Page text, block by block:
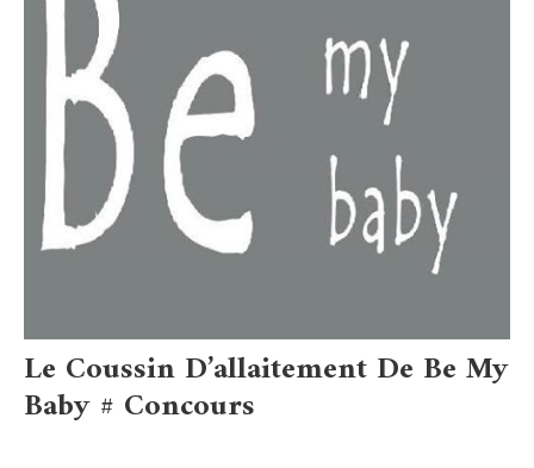
Le Coussin D’allaitement De Be My
Baby # Concours